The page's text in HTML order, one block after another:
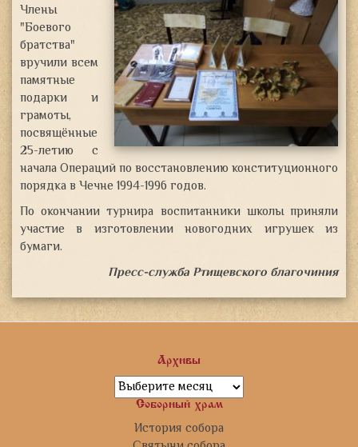
Члены
"Боевого
братства"
вручили всем
памятные
подарки и
грамоты,
посвящённые
25-летию с
начала Операций по восстановлению конституционного
порядка в Чечне 1994-1996 годов.
По окончании турнира воспитанники школы приняли
участие в изготовлении новогодних игрушек из
бумаги.
Пресс-служба Ртищевского благочиния
Архивы
Архивы
Соборный храм
История собора